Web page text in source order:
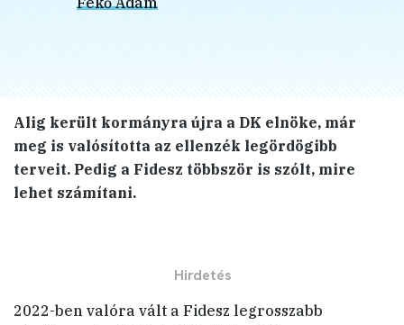
Alig került kormányra újra a DK elnöke, már
meg is valósította az ellenzék legördögibb
terveit. Pedig a Fidesz többször is szólt, mire
lehet számítani.
2022-ben valóra vált a Fidesz legrosszabb